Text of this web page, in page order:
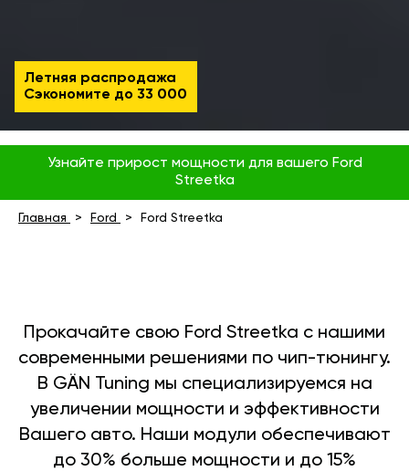
Летняя распродажа
Сэкономите до 33 000
Узнайте прирост мощности для вашего Ford
Streetka
Главная Ford Ford Streetka
Прокачайте свою Ford Streetka с нашими
современными решениями по чип-тюнингу.
В GÄN Tuning мы специализируемся на
увеличении мощности и эффективности
Вашего авто. Наши модули обеспечивают
до 30% больше мощности и до 15%